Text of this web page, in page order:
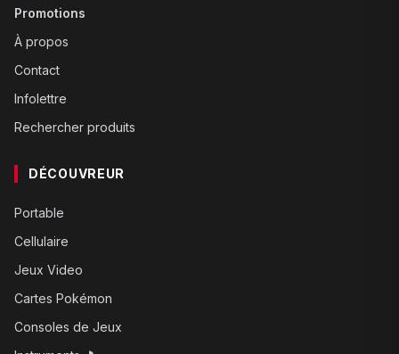
Promotions
À propos
Contact
Infolettre
Rechercher produits
DÉCOUVREUR
Portable
Cellulaire
Jeux Video
Cartes Pokémon
Consoles de Jeux